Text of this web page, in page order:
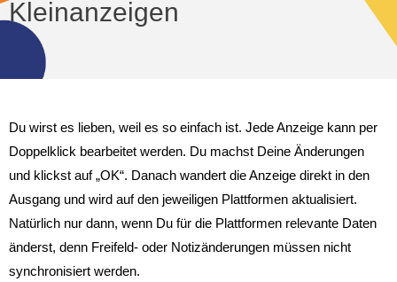
Kleinanzeigen
Du wirst es lieben, weil es so einfach ist. Jede Anzeige kann per
Doppelklick bearbeitet werden. Du machst Deine Änderungen
und klickst auf „OK“. Danach wandert die Anzeige direkt in den
Ausgang und wird auf den jeweiligen Plattformen aktualisiert.
Natürlich nur dann, wenn Du für die Plattformen relevante Daten
änderst, denn Freifeld- oder Notizänderungen müssen nicht
synchronisiert werden.